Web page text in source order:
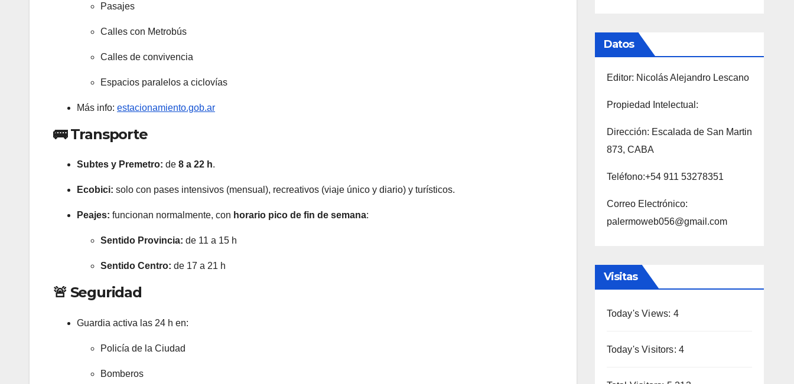
Pasajes
Calles con Metrobús
Calles de convivencia
Espacios paralelos a ciclovías
Más info: estacionamiento.gob.ar
🚌 Transporte
Subtes y Premetro: de 8 a 22 h.
Ecobici: solo con pases intensivos (mensual), recreativos (viaje único y diario) y turísticos.
Peajes: funcionan normalmente, con horario pico de fin de semana:
Sentido Provincia: de 11 a 15 h
Sentido Centro: de 17 a 21 h
🚨 Seguridad
Guardia activa las 24 h en:
Policía de la Ciudad
Bomberos
Datos
Editor: Nicolás Alejandro Lescano
Propiedad Intelectual:
Dirección: Escalada de San Martin
873, CABA
Teléfono:+54 911 53278351
Correo Electrónico:
palermoweb056@gmail.com
Visitas
Today's Views: 4
Today's Visitors:4